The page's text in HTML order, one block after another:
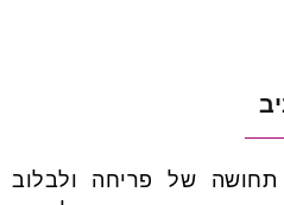
של פריחה ולבלוב